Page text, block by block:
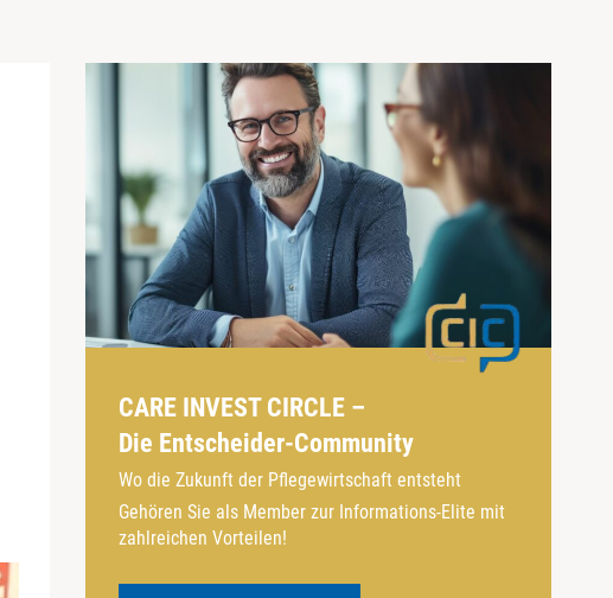
CARE INVEST CIRCLE –
Die Entscheider-Community
Wo die Zukunft der Pflegewirtschaft entsteht
Gehören Sie als Member zur Informations-Elite mit
zahlreichen Vorteilen!